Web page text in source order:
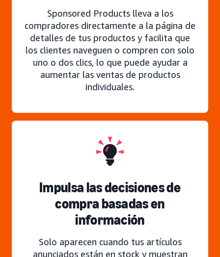
Sponsored Products lleva a los
compradores directamente a la página de
detalles de tus productos y facilita que
los clientes naveguen o compren con solo
uno o dos clics, lo que puede ayudar a
aumentar las ventas de productos
individuales.
Impulsa las decisiones de
compra basadas en
información
Solo aparecen cuando tus artículos
anunciados están en stock y muestran